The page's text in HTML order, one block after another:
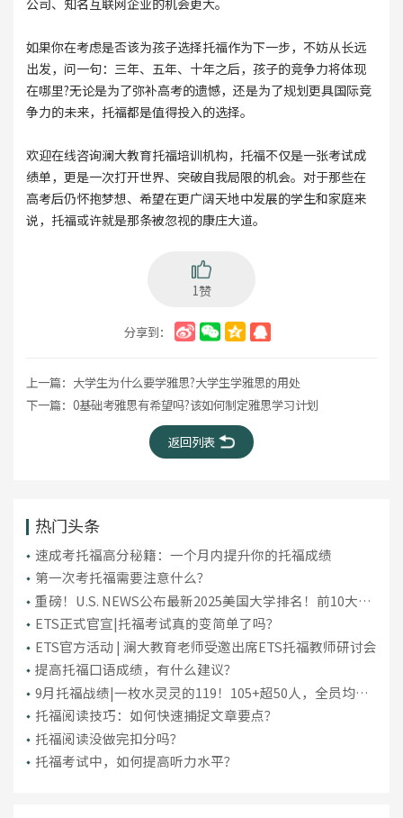
公司、知名互联网企业的机会更大。
如果你在考虑是否该为孩子选择托福作为下一步，不妨从长远
出发，问一句：三年、五年、十年之后，孩子的竞争力将体现
在哪里?无论是为了弥补高考的遗憾，还是为了规划更具国际竞
争力的未来，托福都是值得投入的选择。
欢迎在线咨询澜大教育托福培训机构，托福不仅是一张考试成
绩单，更是一次打开世界、突破自我局限的机会。对于那些在
高考后仍怀抱梦想、希望在更广阔天地中发展的学生和家庭来
说，托福或许就是那条被忽视的康庄大道。
1赞
分享到：
上一篇： 大学生为什么要学雅思?大学生学雅思的用处
下一篇： 0基础考雅思有希望吗?该如何制定雅思学习计划
返回列表
热门头条
​速成考托福高分秘籍：一个月内提升你的托福成绩
第一次考托福需要注意什么？
重磅！U.S. NEWS公布最新2025美国大学排名！前10大洗
牌，纽大重回TOP30！
ETS正式官宣|托福考试真的变简单了吗？
ETS官方活动 | 澜大教育老师受邀出席ETS托福教师研讨会
提高托福口语成绩，有什么建议？
9月托福战绩|一枚水灵灵的119！105+超50人，全员均分
破百！
托福阅读技巧：如何快速捕捉文章要点？
托福阅读没做完扣分吗？
托福考试中，如何提高听力水平？